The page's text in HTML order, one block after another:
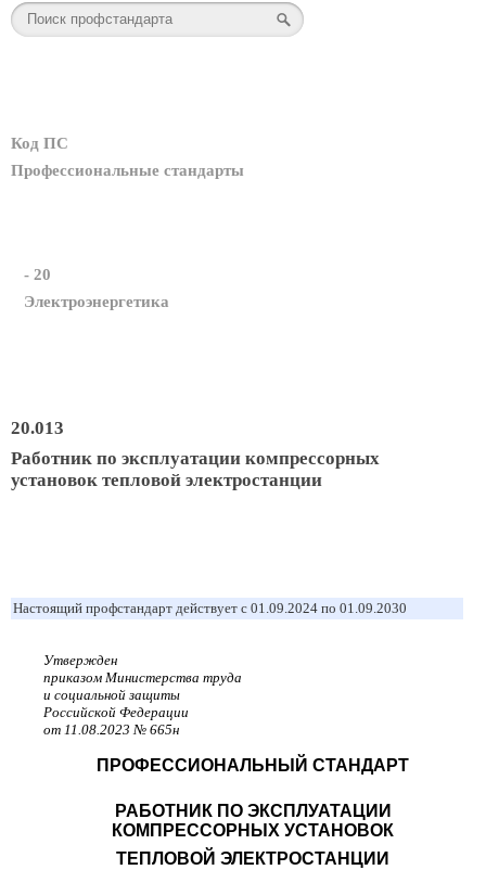
Код ПС
Профессиональные стандарты
- 20
Электроэнергетика
20.013
Работник по эксплуатации компрессорных
установок тепловой электростанции
Настоящий профстандарт действует с 01.09.2024 по 01.09.2030
Утвержден
приказом Министерства труда
и социальной защиты
Российской Федерации
от 11.08.2023 № 665н
ПРОФЕССИОНАЛЬНЫЙ СТАНДАРТ
РАБОТНИК ПО ЭКСПЛУАТАЦИИ
КОМПРЕССОРНЫХ УСТАНОВОК
ТЕПЛОВОЙ ЭЛЕКТРОСТАНЦИИ